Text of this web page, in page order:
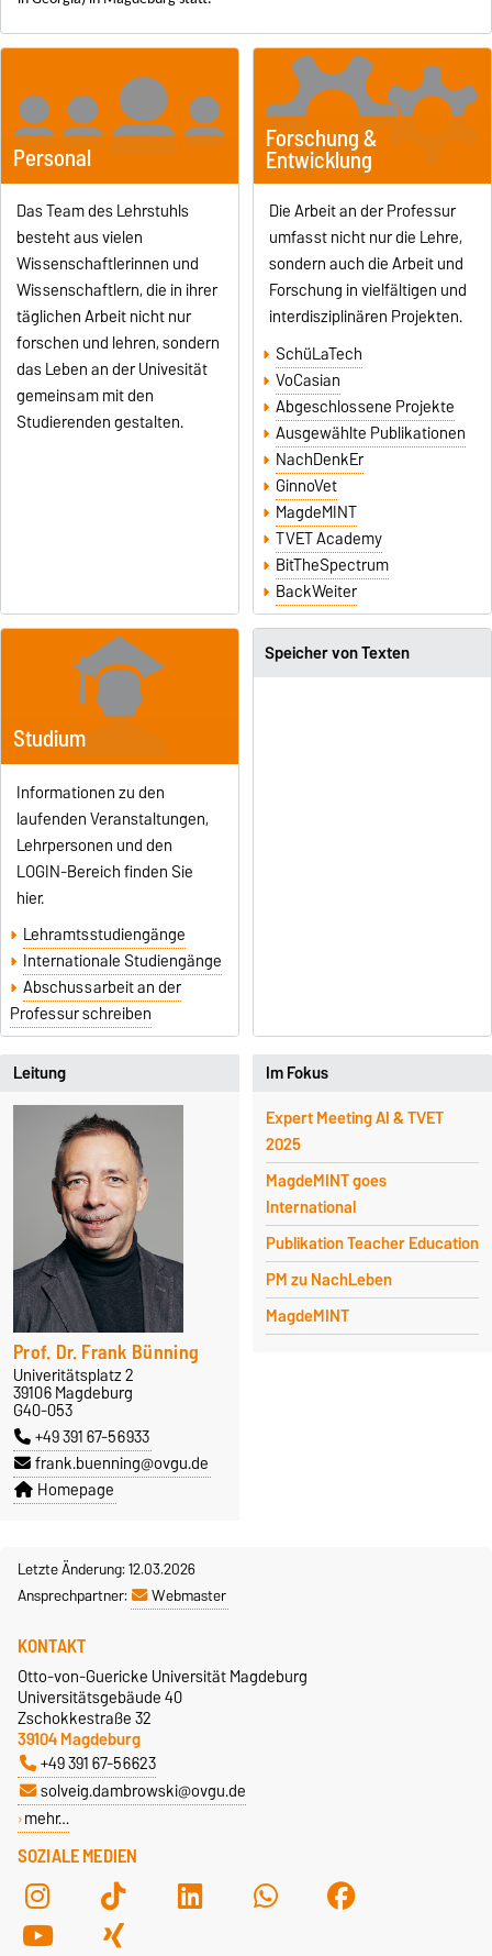
Personal
Das Team des Lehrstuhls
besteht aus vielen
Wissenschaftlerinnen und
Wissenschaftlern, die in ihrer
täglichen Arbeit nicht nur
forschen und lehren, sondern
das Leben an der Univesität
gemeinsam mit den
Studierenden gestalten.
Forschung &
Entwicklung
Die Arbeit an der Professur
umfasst nicht nur die Lehre,
sondern auch die Arbeit und
Forschung in vielfältigen und
interdisziplinären Projekten.
SchüLaTech
VoCasian
Abgeschlossene Projekte
Ausgewählte Publikationen
NachDenkEr
GinnoVet
MagdeMINT
TVET Academy
BitTheSpectrum
BackWeiter
Studium
Informationen zu den
laufenden Veranstaltungen,
Lehrpersonen und den
LOGIN-Bereich finden Sie
hier.
Lehramtsstudiengänge
Internationale Studiengänge
Abschussarbeit an der
Professur schreiben
Speicher von Texten
Leitung
Prof. Dr. Frank Bünning
Univeritätsplatz 2
39106 Magdeburg
G40-053
+49 391 67-56933
frank.buenning@ovgu.de
Homepage
Im Fokus
Expert Meeting AI & TVET
2025
MagdeMINT goes
International
Publikation Teacher Education
PM zu NachLeben
MagdeMINT
Letzte Änderung: 12.03.2026
Ansprechpartner:
Webmaster
SOZIALE MEDIEN
KONTAKT
Otto-von-Guericke Universität Magdeburg
Universitätsgebäude 40
Zschokkestraße 32
39104 Magdeburg
+49 391 67-56623
solveig.dambrowski@ovgu.de
mehr…